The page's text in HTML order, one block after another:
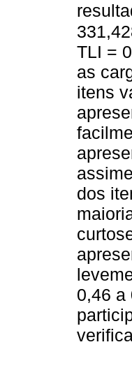
TLI =
as
itens
dos
0,46 a